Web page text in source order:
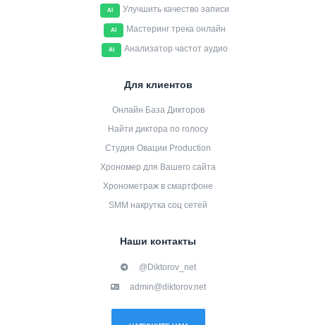
AI Улучшить качество записи
AI Мастеринг трека онлайн
AI Анализатор частот аудио
Для клиентов
Онлайн База Дикторов
Найти диктора по голосу
Студия Овации Production
Хрономер для Вашего сайта
Хронометраж в смартфоне
SMM накрутка соц сетей
Наши контакты
@Diktorov_net
admin@diktorov.net